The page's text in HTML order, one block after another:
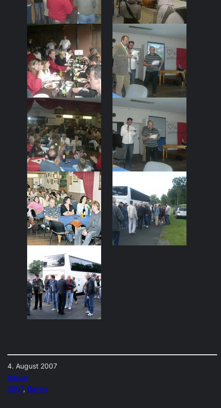
4. August 2007
Barver
2007, Barver